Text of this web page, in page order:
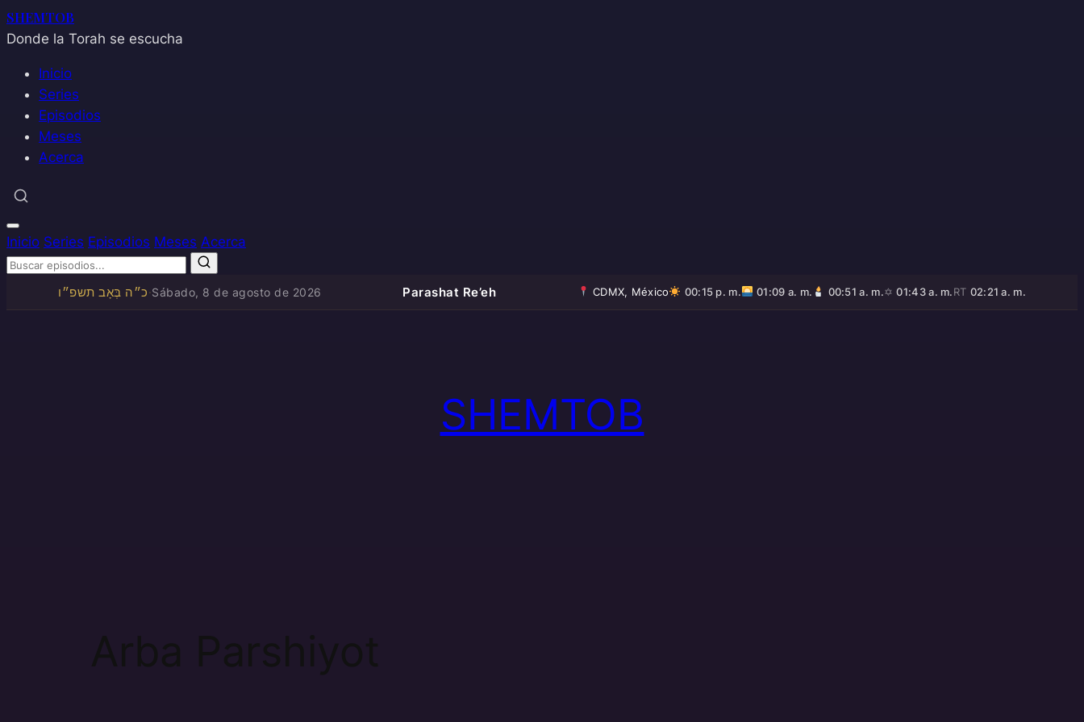
SHEMTOB
Donde la Torah se escucha
Inicio
Series
Episodios
Meses
Acerca
Inicio Series Episodios Meses Acerca
כ״ה בְּאָב תשפ״ו·Sábado, 8 de agosto de 2026 Parashat Re’eh CDMX, México 00:15 p. m. 01:09 a. m. 00:51 a. m.✡01:43 a. m.RT 02:21 a. m.
SHEMTOB
Arba Parshiyot